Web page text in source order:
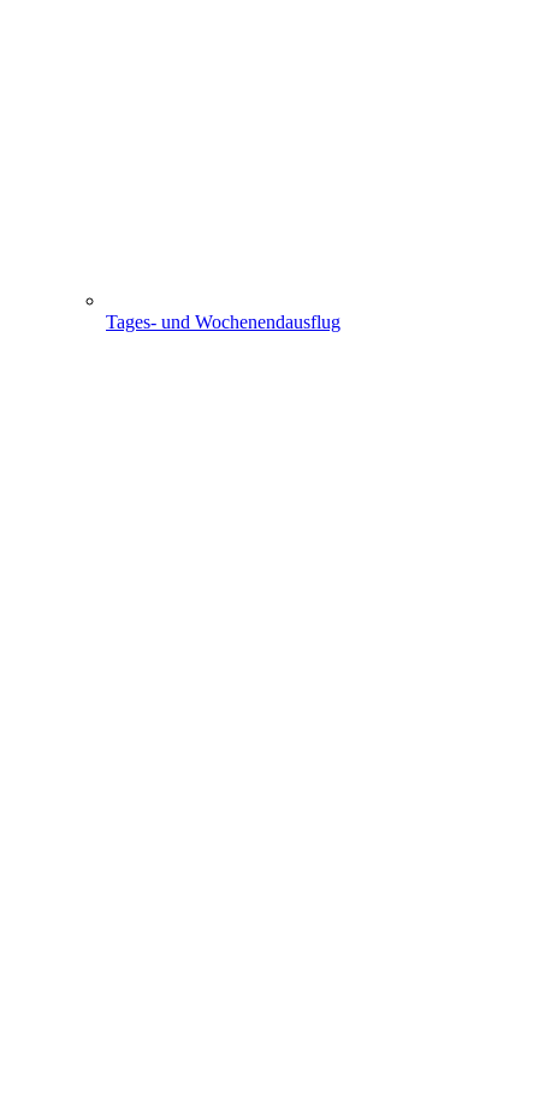
Tages- und Wochenendausflug